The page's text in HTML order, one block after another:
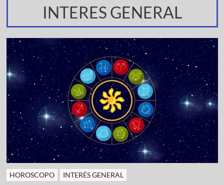
INTERES GENERAL
HOROSCOPO INTERÉS GENERAL